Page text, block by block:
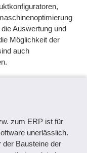
Auswertung und
Möglichkeit der
auch
zum ERP ist für
unerlässlich.
Bausteine der